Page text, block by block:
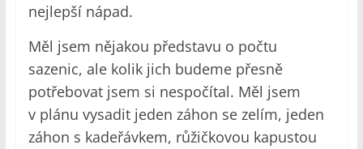
nejlepší nápad.
Měl jsem nějakou představu o počtu
sazenic, ale kolik jich budeme přesně
potřebovat jsem si nespočítal. Měl jsem
v plánu vysadit jeden záhon se zelím, jeden
záhon s kadeřávkem, růžičkovou kapustou